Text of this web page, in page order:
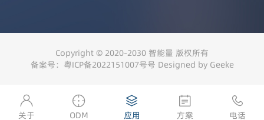
Copyright © 2020-2030 智能量 版权所有
备案号： 粤ICP备2022151007号号 Designed by Geeke
关于 ODM 应用 方案 电话